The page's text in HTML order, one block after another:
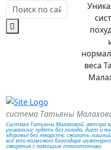
веса
система Татьяны
Система Татьяны Малаховой, автора
уникальна: худеть без голода, диет и
здоровье без лекарств, сжигать
всё это возможно благодаря
ожирения с помощью теплотехники.